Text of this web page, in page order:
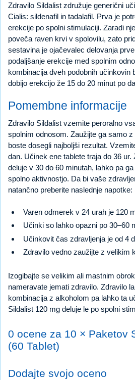
Zdravilo Sildalist združuje generični
Cialis: sildenafil in tadalafil. Prva je
erekcije po spolni stimulaciji. Zaradi
poveča raven krvi v spolovilu, zato
sestavina je ojačevalec delovanja
podaljšanje erekcije med spolnim
kombinacija dveh podobnih učinkovin
dobijo erekcijo že 15 do 20 minut po
Pomembne informacije
Zdravilo Sildalist vzemite peroralno
spolnim odnosom. Zaužijte ga samo
boste dosegli najboljši rezultat.
dan. Učinek ene tablete traja do 36 ur.
deluje v 30 do 60 minutah, lahko pa
spolno aktivnostjo. Da bi vaše
natančno preberite naslednje napotke:
Varen odmerek v 24 urah je 120
Učinki so lahko opazni po 30–60
Učinkovit čas zdravljenja je od 4
Zdravilo vedno zaužijte z velikim
Izogibajte se velikim ali mastnim
nameravate jemati zdravilo. Zdravilo
kombinacija z alkoholom pa lahko ta
Sildalist 120 mg deluje le po spolni
0 ocene za 10 × Paketov
(60 Tablet)
Dodajte svojo oceno